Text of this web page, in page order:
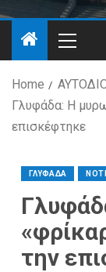
Home
Γλυφάδα: Η
επισκέφτηκε
ΓΛΥΦΑΔΑ
την